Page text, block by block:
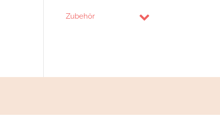
Zubehör